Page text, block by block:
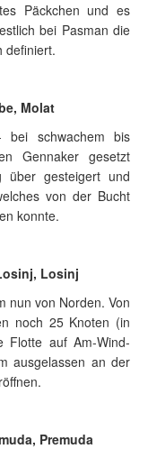
Päckchen und es
bei Pasman die
definiert.
Molat
bei schwachem bis
Gennaker gesetzt
gesteigert und
von der Bucht
konnte.
Losinj
nun von Norden. Von
noch 25 Knoten (in
auf Am-Wind-
ausgelassen an der
Premuda